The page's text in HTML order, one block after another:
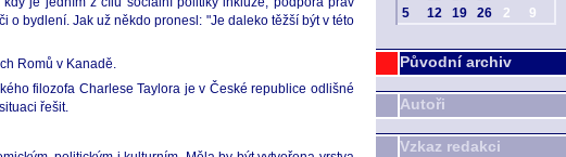
Původní archiv
Autoři
Vzkaz redakci
o bydlení. Jak už někdo pronesl: "Je daleko těžší být v této
Romů v Kanadě.
filozofa Charlese Taylora je v České republice odlišné
řešit.